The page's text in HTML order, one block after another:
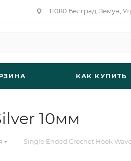
11080 Белград, Земун,
КАК КУПИТЬ
10мм
— Single Ended Crochet Hook